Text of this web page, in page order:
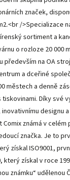
značek,
/>Specializace
sortiment a
o rozloze 20 000
především na OA
a dceřiné
městech a denně
Díky své
designu
známá v celém
značka. Je to
získal ISO9001,
který získal v roce
známku“ udělenou